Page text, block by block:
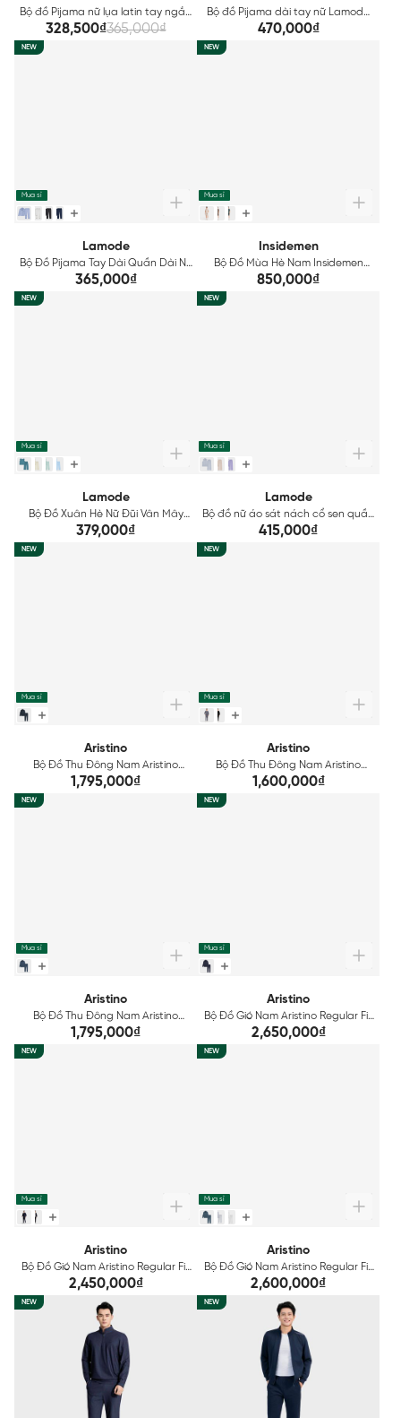
Bộ đồ Pijama nữ lụa latin tay ngắn
quần đùi Lamode LST001EDP01
328,500₫365,000₫
Bộ đồ Pijama dài tay nữ Lamode
họa tiết kẻ LLH002EDP01
470,000₫
NEW
Mua sỉ
Lamode
Bộ Đồ Pijama Tay Dài Quần Dài Nữ
Lamode LLH002MAH0
365,000₫
NEW
Mua sỉ
Insidemen
Bộ Đồ Mùa Hè Nam Insidemen
Active Regular Fit IST039FAH0
850,000₫
NEW
Mua sỉ
Lamode
Bộ Đồ Xuân Hè Nữ Đũi Vân Mây
Lamode LST037AS0
379,000₫
NEW
Mua sỉ
Lamode
Bộ đồ nữ áo sát nách cổ sen quần
suông dài đũi tơ Lamode
LST038AS0
415,000₫
NEW
Mua sỉ
Aristino
Bộ Đồ Thu Đông Nam Aristino
Regular Fit ALH006BS0
1,795,000₫
NEW
Mua sỉ
Aristino
Bộ Đồ Thu Đông Nam Aristino
Regular Fit ALH004BS0
1,600,000₫
NEW
Mua sỉ
Aristino
Bộ Đồ Thu Đông Nam Aristino
Regular Fit ALH003BS0
1,795,000₫
NEW
Mua sỉ
Aristino
Bộ Đồ Gió Nam Aristino Regular Fit
AJS004BS0
2,650,000₫
NEW
Mua sỉ
Aristino
Bộ Đồ Gió Nam Aristino Regular Fit
AJS003BS0
2,450,000₫
NEW
Mua sỉ
Aristino
Bộ Đồ Gió Nam Aristino Regular Fit
AJS002BS0
2,600,000₫
NEW NEW